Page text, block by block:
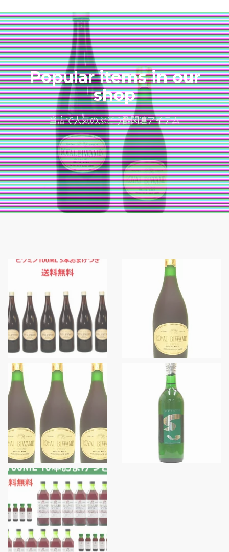
Popular items in our
shop
当店で人気のぶどう酢関連アイテム